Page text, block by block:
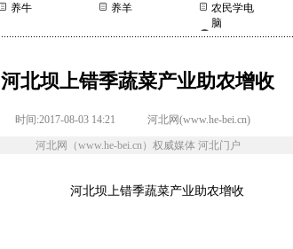
养牛 养羊
农民学电
脑
河北坝上错季蔬菜产业助农增收
时间:2017-08-03 14:21 河北网(www.he-bei.cn)
河北网（www.he-bei.cn）权威媒体 河北门户